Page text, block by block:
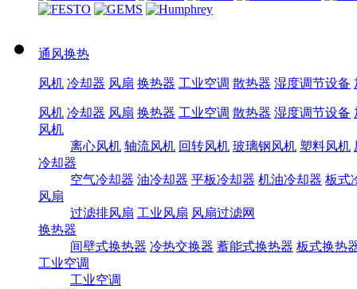
通风换热
风机 冷却器 风扇 换热器 工业空调 散热器 湿度调节设备
风机 冷却器 风扇 换热器 工业空调 散热器 湿度调节设备
风机
离心风机 轴流风机 回转风机 玻璃钢风机 塑料风机
冷却器
空气冷却器 油冷却器 平板冷却器 机油冷却器 板式
风扇
过滤排风扇 工业风扇 风扇过滤网
换热器
间壁式换热器 冷热交换器 蓄能式换热器 板式换热
工业空调
工业空调